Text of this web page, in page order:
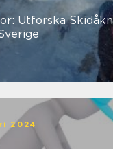
Utforska
2024